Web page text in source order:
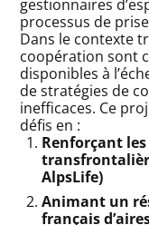
gestionnaires
processus de
Dans le contexte
coopération sont
disponibles à
de stratégies de
inefficaces. Ce
défis en :
Renforçant
AlpsLife)
Animant un
français